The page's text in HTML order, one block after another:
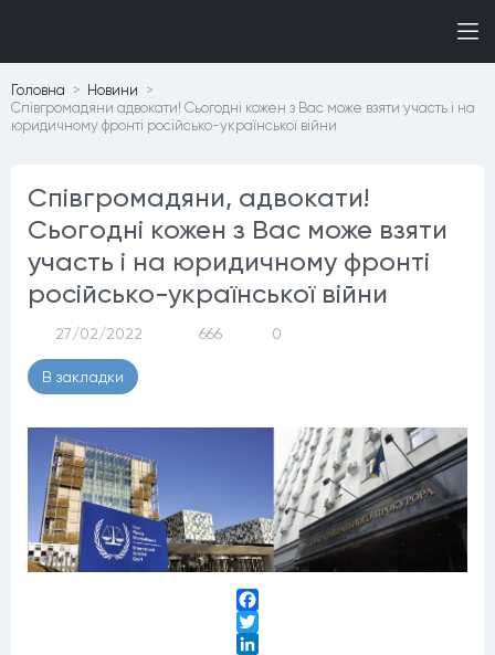
Головна
Новини
Співгромадяни адвокати! Сьогодні кожен з Вас може взяти участь і на
юридичному фронті російсько-української війни
Співгромадяни, адвокати!
Сьогодні кожен з Вас може взяти
участь і на юридичному фронті
російсько-української війни
27/02/2022 666 0
В закладки
Facebook
Twitter